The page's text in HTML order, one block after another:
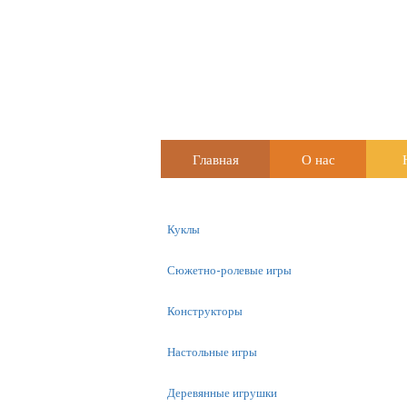
Главная О нас
Куклы
Сюжетно-ролевые игры
Конструкторы
Настольные игры
Деревянные игрушки